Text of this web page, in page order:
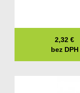
2,32 €
bez DPH